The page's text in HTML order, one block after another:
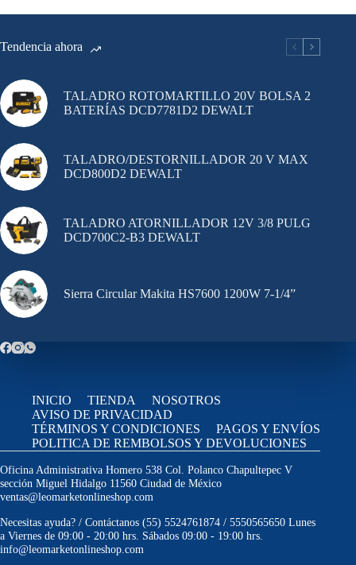
Tendencia ahora
TALADRO ROTOMARTILLO 20V BOLSA 2
BATERÍAS DCD7781D2 DEWALT
TALADRO/DESTORNILLADOR 20 V MAX
DCD800D2 DEWALT
TALADRO ATORNILLADOR 12V 3/8 PULG
DCD700C2-B3 DEWALT
Sierra Circular Makita HS7600 1200W 7-1/4”
INICIO TIENDA
NOSOTROS
AVISO DE PRIVACIDAD
TÉRMINOS Y CONDICIONES
PAGOS Y ENVÍOS
POLITICA DE REMBOLSOS Y DEVOLUCIONES
Oficina Administrativa Homero 538 Col. Polanco Chapultepec V
sección Miguel Hidalgo 11560 Ciudad de México
ventas@leomarketonlineshop.com
Necesitas ayuda? / Contáctanos (55) 5524761874 / 5550565650 Lunes
a Viernes de 09:00 - 20:00 hrs. Sábados 09:00 - 19:00 hrs.
info@leomarketonlineshop.com